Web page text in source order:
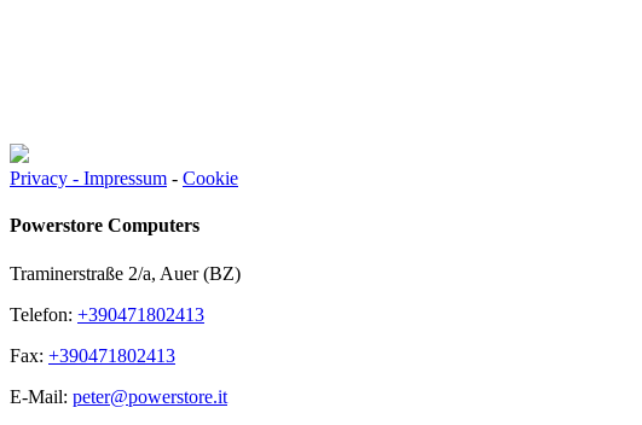
Privacy - Impressum - Cookie
Powerstore Computers
Traminerstraße 2/a, Auer (BZ)
Telefon: +390471802413
Fax: +390471802413
E-Mail: peter@powerstore.it